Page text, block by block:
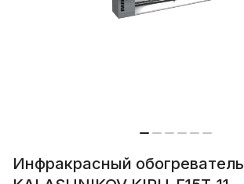
Инфракрасный обогреватель